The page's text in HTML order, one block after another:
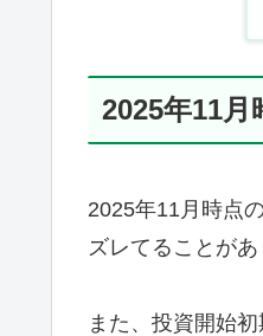
2025年11月
2025年11月時点
ズレてることがあ
また、投資開始